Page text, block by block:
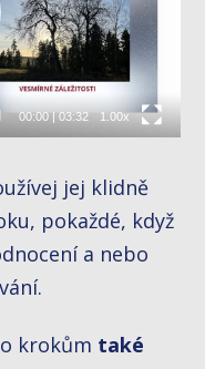
00:00|03:32 1.00x
jej klidně
pokaždé, když
a nebo
krokům také